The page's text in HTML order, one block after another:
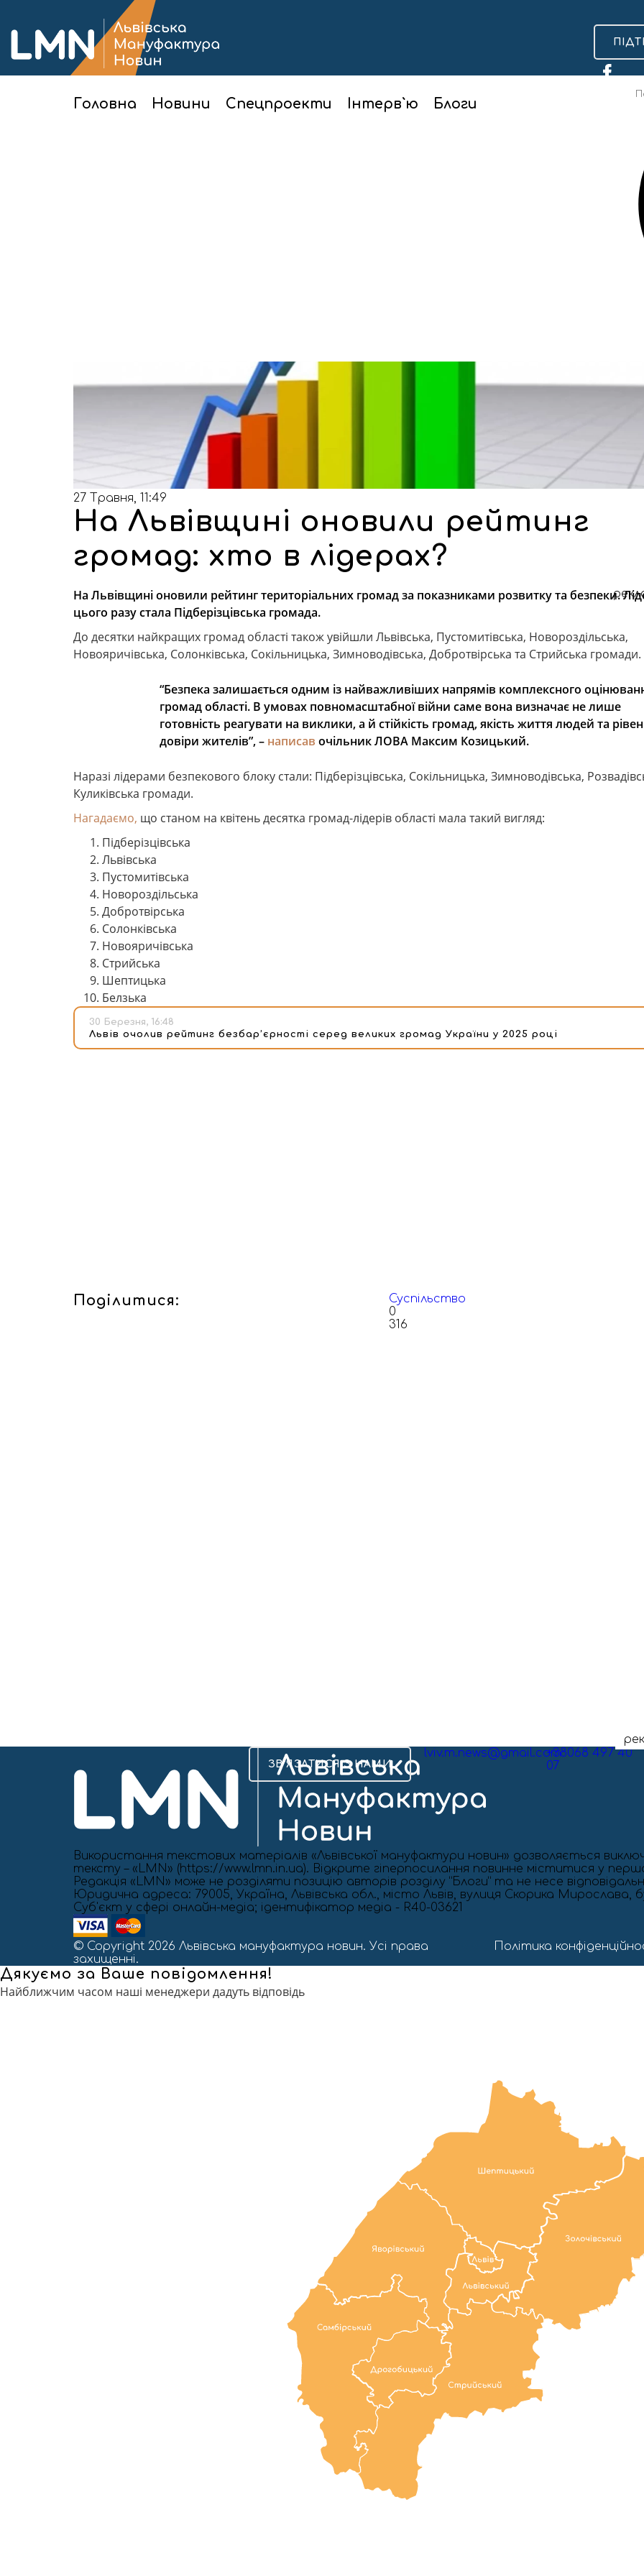
Головна Новини Спецпроекти Інтерв`ю Блоги
27 Травня, 11:49
На Львівщині оновили рейтинг
громад: хто в лідерах?
На Львівщині оновили рейтинг територіальних громад за показниками розвитку та безпеки.
цього разу стала Підберізцівська громада.
До десятки найкращих громад області також увійшли Львівська, Пустомитівська, Новороздільська,
Новояричівська, Солонківська, Сокільницька, Зимноводівська, Добротвірська та Стрийська громади.
“Безпека залишається одним із найважливіших напрямів комплексного
громад області. В умовах повномасштабної війни саме вона визначає не лише
готовність реагувати на виклики, а й стійкість громад, якість життя людей та
довіри жителів”, – написав очільник ЛОВА Максим Козицький.
Наразі лідерами безпекового блоку стали: Підберізцівська, Сокільницька, Зимноводівська,
Куликівська громади.
Нагадаємо, що станом на квітень десятка громад-лідерів області мала такий вигляд:
Підберізцівська
Львівська
Пустомитівська
Новороздільська
Добротвірська
Солонківська
Новояричівська
Стрийська
Шептицька
Белзька
30 Березня, 16:48
Львів очолив рейтинг безбар’єрності серед великих громад України у 2025 році
Поділитися:
Суспільство
0
316
ЗВ’ЯЗАТИСЯ З НАМИ
lviv.m.news@gmail.com+38068 497 40
07
Використання текстових матеріалів «Львівської мануфактури новин» дозволяється
тексту – «LMN» (https://www.lmn.in.ua). Відкрите гіперпосилання повинне міститися у
Редакція «LMN» може не розділяти позицію авторів розділу “Блоги” та не несе
Юридична адреса: 79005, Україна, Львівська обл., місто Львів, вулиця Скорика Мирослава,
Cуб'єкт у сфері онлайн-медіа; ідентифікатор медіа - R40-03621
© Copyright 2026 Львівська мануфактура новин. Усі права
захищенні.
Політика
Дякуємо за Ваше повідомлення!
Найближчим часом наші менеджери дадуть відповідь